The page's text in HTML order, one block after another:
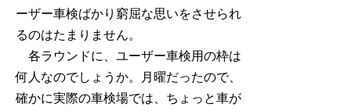
ーザー車検ばかり窮屈な思いをさせられ
るのはたまりません。
各ラウンドに、ユーザー車検用の枠は
何人なのでしょうか。月曜だったので、
確かに実際の車検場では、ちょっと車が